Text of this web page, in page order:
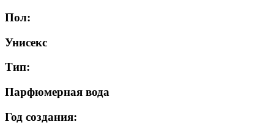
Пол:
Унисекс
Тип:
Парфюмерная вода
Год создания: